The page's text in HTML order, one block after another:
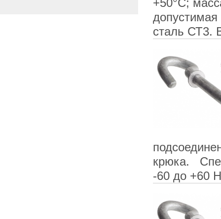
+50°C;
сталь СТ3.
крюка.
-60 до +60